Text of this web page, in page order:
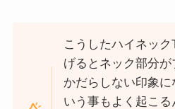
こうしたハイネッ
げるとネック部分
かだらしない印象
いう事もよく起こ